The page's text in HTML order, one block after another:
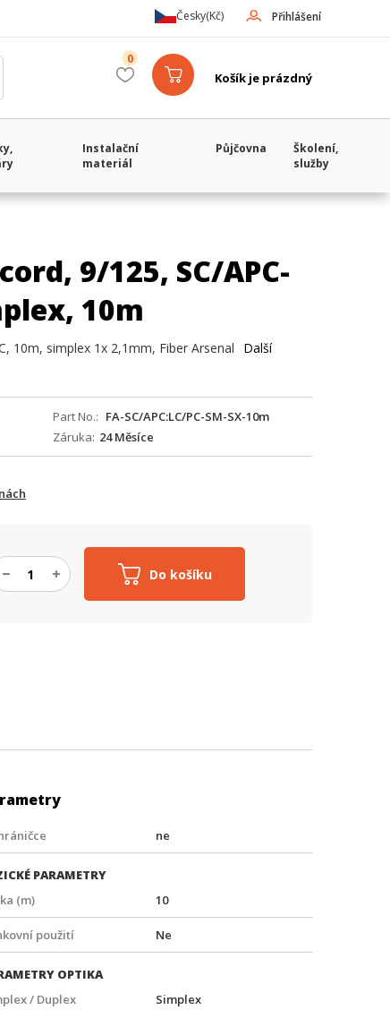
Přihlášení
Česky(Kč)
Košík je prázdný
0
Instalační
materiál
Půjčovna
Školení,
služby
9/125, SC/APC-
10m
10m, simplex 1x 2,1mm, Fiber Arsenal
Další
Part No.
FA-SC/APC:LC/PC-SM-SX-10m
Záruka 24 Měsíce
Do košíku
ne
PARAMETRY
(m)
10
použití Ne
OPTIKA
/ Duplex
Simplex